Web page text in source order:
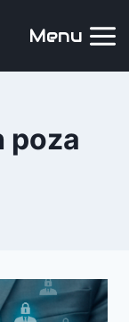
Menu
poza